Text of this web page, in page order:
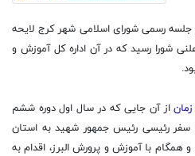
رسمی شورای اسلامی شهر کرج لایحه
شورا رسید که در آن اداره کل آموزش و
از آن جایی که در سال اول دوره ششم
سفر رئیسی رئیس جمهور شهید به استان
همگام با آموزش و پرورش البرز، اقدام به